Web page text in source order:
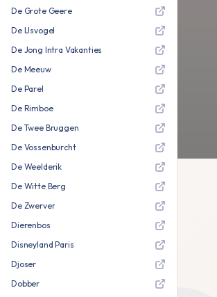
De Grote Geere
De IJsvogel
De Jong Intra Vakanties
De Meeuw
De Parel
De Rimboe
De Twee Bruggen
De Vossenburcht
De Weelderik
De Witte Berg
De Zwerver
Dierenbos
Disneyland Paris
Djoser
Dobber